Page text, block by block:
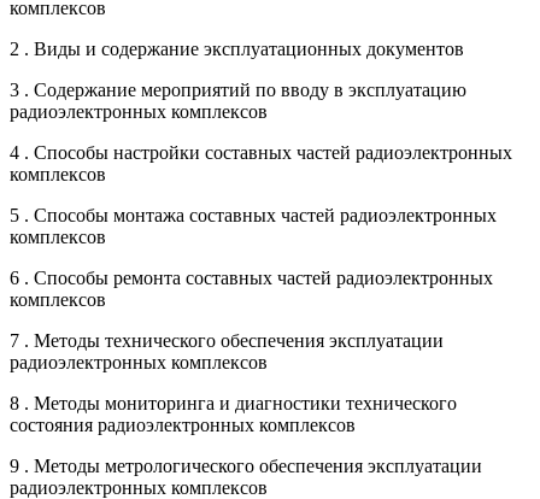
комплексов
2 . Виды и содержание эксплуатационных документов
3 . Содержание мероприятий по вводу в эксплуатацию
радиоэлектронных комплексов
4 . Способы настройки составных частей радиоэлектронных
комплексов
5 . Способы монтажа составных частей радиоэлектронных
комплексов
6 . Способы ремонта составных частей радиоэлектронных
комплексов
7 . Методы технического обеспечения эксплуатации
радиоэлектронных комплексов
8 . Методы мониторинга и диагностики технического
состояния радиоэлектронных комплексов
9 . Методы метрологического обеспечения эксплуатации
радиоэлектронных комплексов